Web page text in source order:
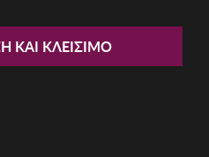
Marc
ΚΑΙ ΚΛΕΊΣΙΜΟ